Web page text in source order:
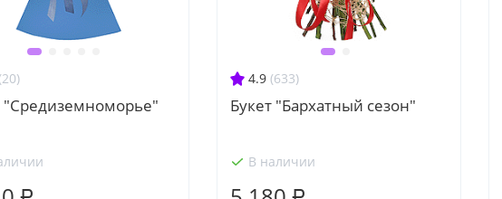
"Средиземноморье"
4.9 (633)
Букет "Бархатный сезон"
В наличии